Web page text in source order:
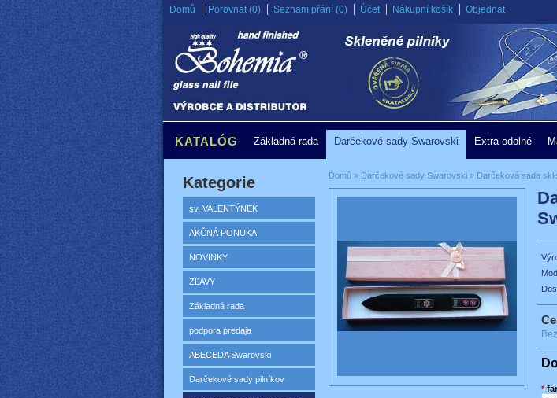
Domů Porovnat (0) Seznam přání (0) Účet Nákupní košík Objednat
KATALÓG Základná rada Darčekové sady Swarovski Extra odolné
Kategorie
sv. VALENTÝNEK
AKČNÁ PONUKA
NOVINKY
ZĽAVY
Základná rada
podpora predaja
ABECEDA Swarovski
Darčekové sady pilníkov
Domů » Darčekové sady Swarovski » Darčeková sada
*